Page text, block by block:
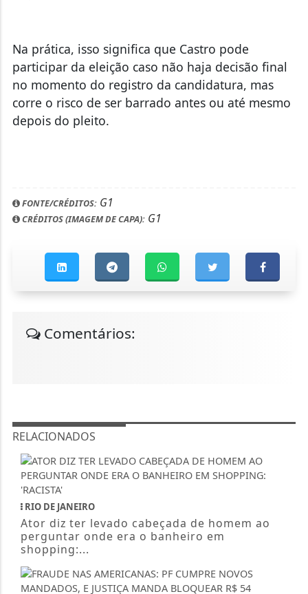
Na prática, isso significa que Castro pode
participar da eleição caso não haja decisão final
no momento do registro da candidatura, mas
corre o risco de ser barrado antes ou até mesmo
depois do pleito.
FONTE/CRÉDITOS:G1
CRÉDITOS (IMAGEM DE CAPA):G1
Comentários:
RELACIONADOS
RIO DE JANEIRO
Ator diz ter levado cabeçada de homem ao
perguntar onde era o banheiro em
shopping:...